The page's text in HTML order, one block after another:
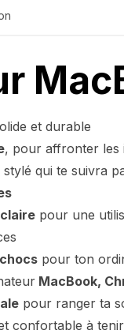
et durable
, pour affronter les
qui te suivra
pour une
pour ton
MacBook,
pour ranger ta
confortable à tenir